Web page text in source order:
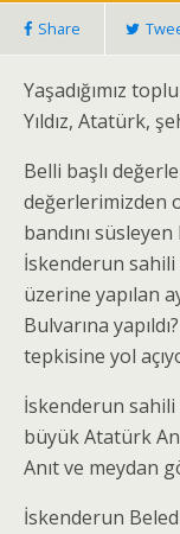
Share
Yaşadığımız
Yıldız, Atatürk,
Belli başlı
değerlerimizden
bandını
İskenderun
üzerine yapılan
Bulvarına
tepkisine yol
İskenderun sahili
büyük Atatürk
Anıt ve meydan
İskenderun